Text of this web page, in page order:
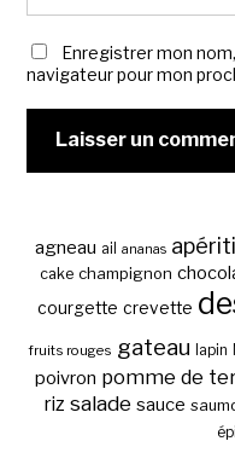
Enregistrer mon
navigateur pour mon
agneau ail ananas
cake champignon
courgette crevette
fruits rouges gateau lapin
poivron pomme de
riz salade sauce